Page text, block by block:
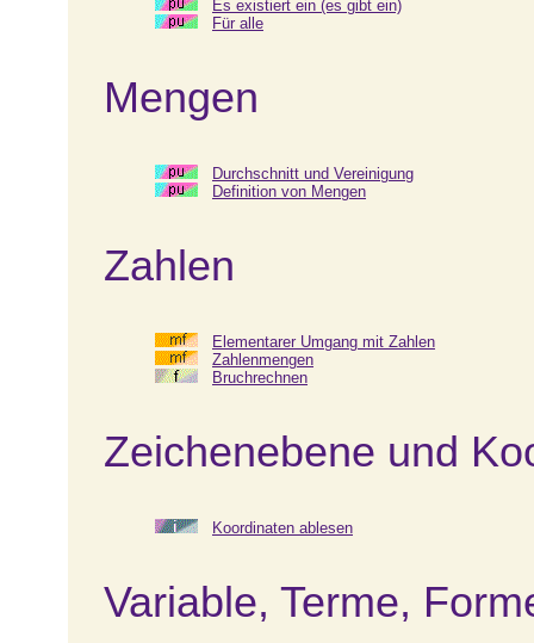
Es existiert ein (es gibt ein)
Für alle
Mengen
Durchschnitt und Vereinigung
Definition von Mengen
Zahlen
Elementarer Umgang mit Zahlen
Zahlenmengen
Bruchrechnen
Zeichenebene und
Koordinaten ablesen
Variable, Terme,